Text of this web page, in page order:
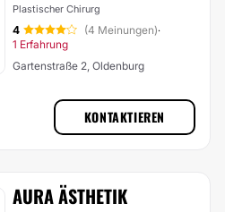
Plastischer Chirurg
4 (4 Meinungen)·
1 Erfahrung
Gartenstraße 2, Oldenburg
KONTAKTIEREN
AURA ÄSTHETIK